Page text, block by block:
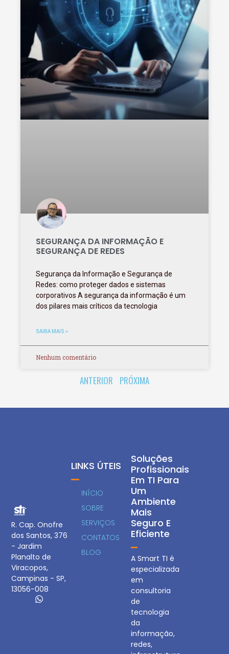
SEGURANÇA DA INFORMAÇÃO E
SEGURANÇA DE REDES
Segurança da Informação e Segurança de
Redes: como proteger dados e sistemas
corporativos A segurança da informação é um
dos pilares mais críticos da tecnologia
SAIBA MAIS »
Nenhum comentário
ANTERIOR PRÓXIMA
R. Cap. Onofre
dos Santos, 376
- Jardim
Planalto de
Viracopos,
Campinas - SP,
13056-008
Soluções
Profissionais
Em TI Para
Um
Ambiente
Mais
Seguro E
Eficiente
A Smart TI é
especializada
em
consultoria
de
tecnologia
da
informação,
redes,
LINKS ÚTEIS
INÍCIO
SOBRE
SERVIÇOS
CONTATOS
BLOG